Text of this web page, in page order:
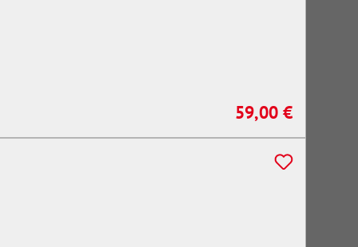
Regulärer Preis:
59,00 €